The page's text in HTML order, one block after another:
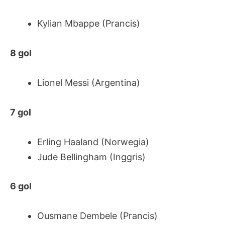
Kylian Mbappe (Prancis)
8 gol
Lionel Messi (Argentina)
7 gol
Erling Haaland (Norwegia)
Jude Bellingham (Inggris)
6 gol
Ousmane Dembele (Prancis)